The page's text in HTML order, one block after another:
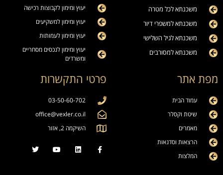
משכנתא לכל מטרה
משכנתא למשפרי דיור
משכנתא לגיל השלישי
משכנתא למסורבים
יעוץ ומימון לקבוצות רכישה
יעוץ ומימון למשקיעים
יעוץ ומימון לעמותות
יעוץ ומימון לנכסים מסחריים
ומשרדים
מפת אתר
עמוד הבית
שיטת וקסלר
מאמרים
הרצאות וסדנאות
המלצות
פרטי התקשרות
03-50-60-702
office@vexler.co.il
השיקמה 2, אזור